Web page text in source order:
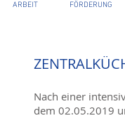
ARBEIT FÖRDERUNG
Nach einer
dem 02.05.2019